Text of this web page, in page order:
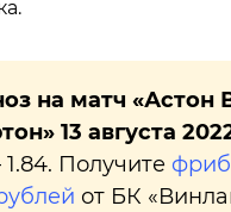
на матч «Астон
13 августа
1.84. Получите
от БК